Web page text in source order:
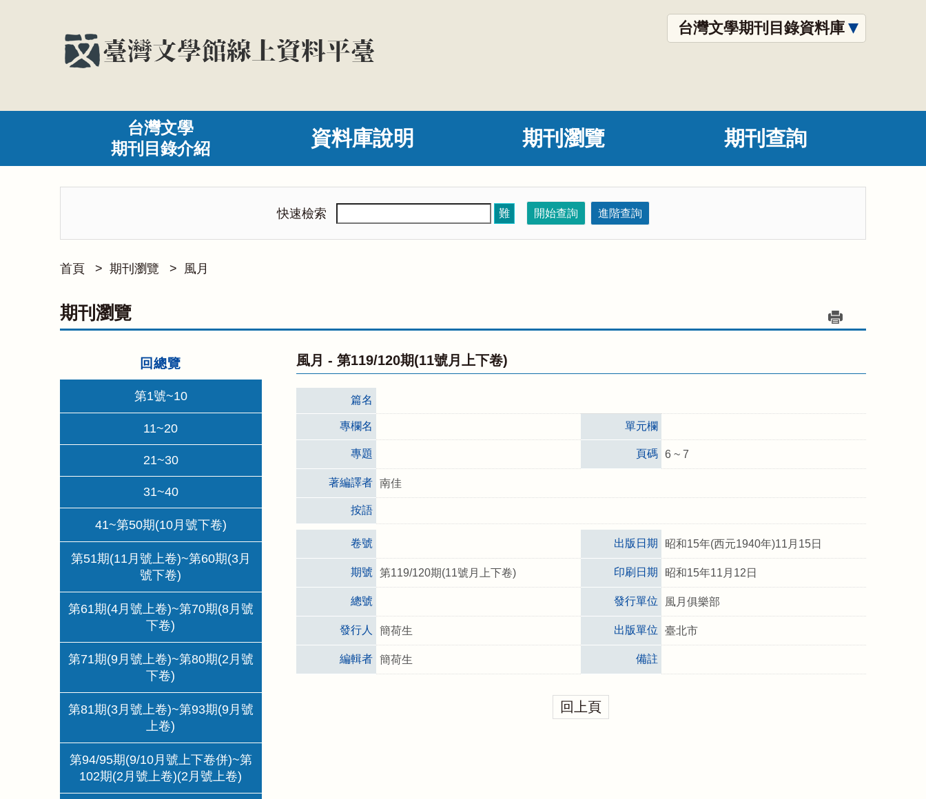
台灣文學期刊目錄資料庫
台灣文學
期刊目錄介紹
資料庫說明 期刊瀏覽 期刊查詢
快速檢索 難 開始查詢 進階查詢
首頁 > 期刊瀏覽 > 風月
期刊瀏覽
回總覽
第1號~10
11~20
21~30
31~40
41~第50期(10月號下卷)
第51期(11月號上卷)~第60期(3月
號下卷)
第61期(4月號上卷)~第70期(8月號
下卷)
第71期(9月號上卷)~第80期(2月號
下卷)
第81期(3月號上卷)~第93期(9月號
上卷)
第94/95期(9/10月號上下卷併)~第
102期(2月號上卷)(2月號上卷)
風月 - 第119/120期(11號月上下卷)
篇名
專欄名 單元欄
專題 頁碼 6 ~ 7
著編譯者 南佳
按語
卷號 出版日期 昭和15年(西元1940年)11月15日
期號 第119/120期(11號月上下卷) 印刷日期 昭和15年11月12日
總號 發行單位 風月俱樂部
發行人 簡荷生 出版單位 臺北市
編輯者 簡荷生 備註
回上頁